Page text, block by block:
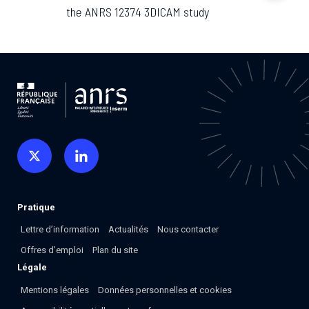
Associations de patient.e.s
Ouverte depuis décembre 2023, pour suivre l'épidémie
en RDC, elle reste active suite à des cas à Mayotte et à
Cellules Émergence
Retrouvez toutes les cellules Émergence, actives ou
inactives.
the ANRS 12374 3DICAM study
Pratique
Lettre d’information Actualités
Nous contacter
Offres d’emploi
Plan du site
Légale
Mentions légales
Données personnelles et cookies